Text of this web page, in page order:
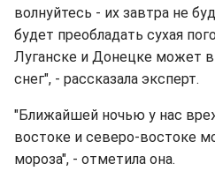
волнуйтесь - их завтра не
будет преобладать сухая
Луганске и Донецке может
снег", - рассказала эксперт.
"Ближайшей ночью у нас
востоке и северо-востоке
мороза", - отметила она.